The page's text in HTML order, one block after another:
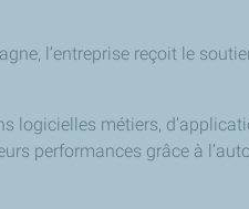
l’entreprise reçoit le
logicielles métiers,
performances grâce à